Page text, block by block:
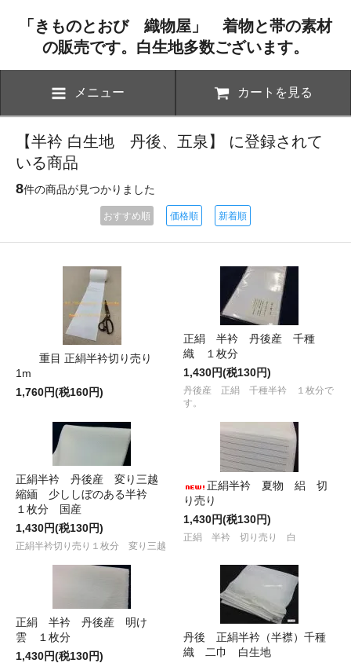
「きものとおび 織物屋」 着物と帯の素材
の販売です。白生地多数ございます。
メニュー カートを見る
【半衿 白生地 丹後、五泉】 に登録されて
いる商品
8件の商品が見つかりました
おすすめ順 価格順 新着順
重目 正絹半衿切り売り
1m
1,760円(税160円)
正絹 半衿 丹後産 千種
織 １枚分
1,430円(税130円)
丹後産 正絹 千種半衿 １枚分で
す。
正絹半衿 丹後産 変り三越
縮緬 少ししぼのある半衿
１枚分 国産
1,430円(税130円)
正絹半衿切り売り１枚分 変り三越
正絹半衿 夏物 絽 切
り売り
1,430円(税130円)
正絹 半衿 切り売り 白
正絹 半衿 丹後産 明け
雲 １枚分
1,430円(税130円)
丹後 正絹半衿（半襟）千種
織 二巾 白生地